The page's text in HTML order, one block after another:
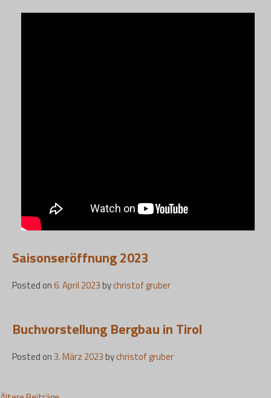
Saisonseröffnung 2023
Posted on6. April 2023bychristof gruber
Buchvorstellung Bergbau in Tirol
Posted on3. März 2023bychristof gruber